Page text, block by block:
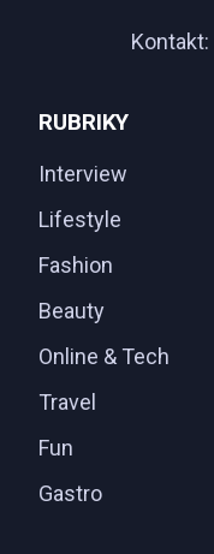
Kontakt:
RUBRIKY
Interview
Lifestyle
Fashion
Beauty
Online & Tech
Travel
Fun
Gastro